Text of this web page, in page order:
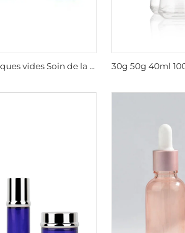
Pots en verre cosmétiques vides Soin de la peau Carréambre Contenant de crème pour le visage avec couvercle à vis 15g 20g 30g 50g